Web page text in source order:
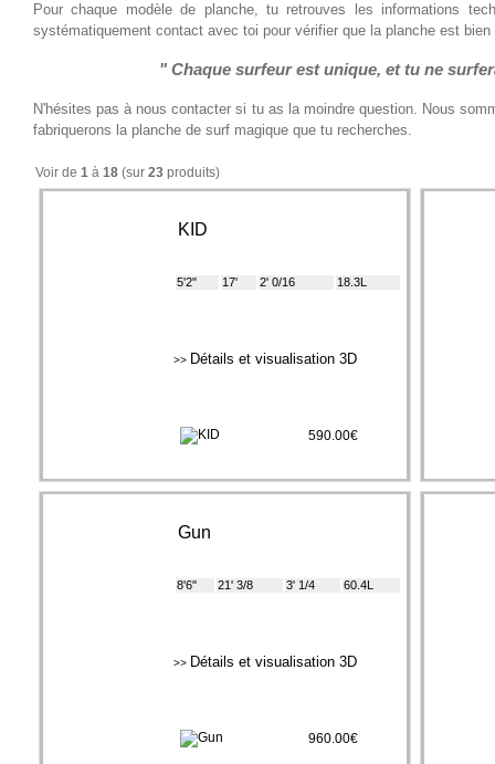
Pour chaque modèle de planche, tu retrouves les informations
systématiquement contact avec toi pour vérifier que la planche est
" Chaque surfeur est unique, et tu ne
N'hésites pas à nous contacter si tu as la moindre question. Nous
fabriquerons la planche de surf magique que tu recherches.
Voir de 1 à 18 (sur 23 produits)
KID
5'2'' 17' 2' 0/16 18.3L
>> Détails et visualisation 3D
590.00€
Gun
8'6'' 21' 3/8 3' 1/4 60.4L
>> Détails et visualisation 3D
960.00€